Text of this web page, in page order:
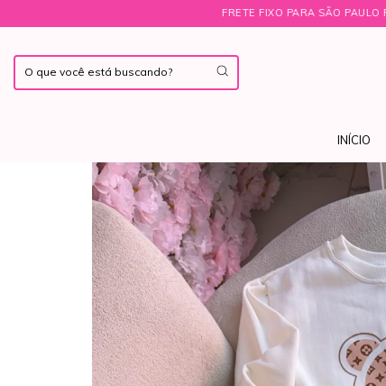
FRETE FIXO PARA SÃO PAULO R$19,00 ㅤ♡ㅤ
INÍCIO